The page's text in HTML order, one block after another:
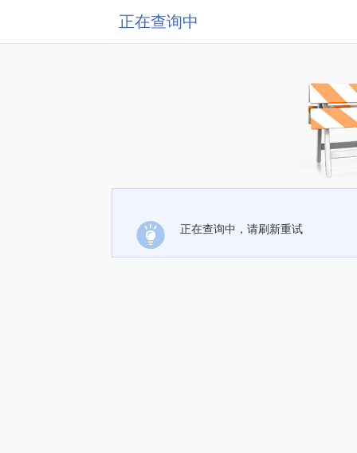
正在查询中
正在查询中，请刷新重试